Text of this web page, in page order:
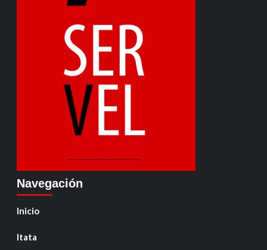
Navegación
Inicio
Itata